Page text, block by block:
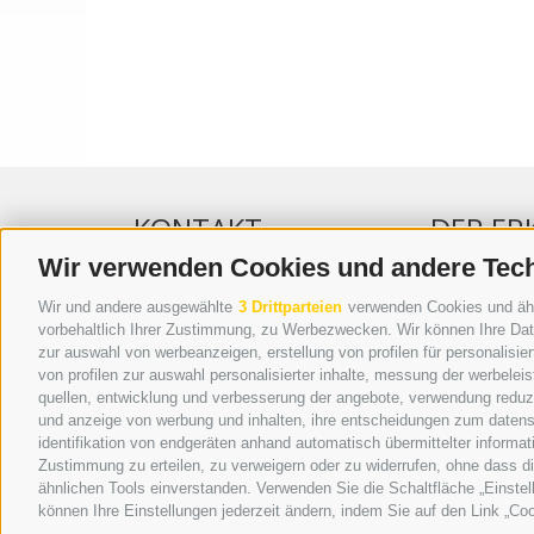
Wir verwenden Cookies und andere
Wir und andere ausgewählte 3 Drittparteien verwenden Cookies und
vorbehaltlich Ihrer Zustimmung, zu Werbezwecken. Wir können Ihre
zur auswahl von werbeanzeigen, erstellung von profilen für
von profilen zur auswahl personalisierter inhalte, messung der
quellen, entwicklung und verbesserung der angebote, verwendung
und anzeige von werbung und inhalten, ihre entscheidungen zum
identifikation von endgeräten anhand automatisch übermittelter
Zustimmung zu erteilen, zu verweigern oder zu widerrufen, ohne dass
ähnlichen Tools einverstanden. Verwenden Sie die Schaltfläche
können Ihre Einstellungen jederzeit ändern, indem Sie auf den Link
KONTAKT
WIPP-MEDIA GMBH
DER ERKER
NEUSTADT 20A
I-39049 STERZING
TEL.: +39 0472 766876
GRAFIK@DERERKER.IT
INFO@DERERKER.IT
BARBARA.FONTANA@DERERKER.IT
DER
WERBEN IM
ONLINE-
SEPA-
REGELN
ONLINE